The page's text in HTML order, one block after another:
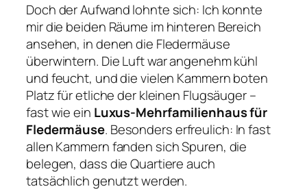
Doch der Aufwand lohnte sich: Ich konnte
mir die beiden Räume im hinteren Bereich
ansehen, in denen die Fledermäuse
überwintern. Die Luft war angenehm kühl
und feucht, und die vielen Kammern boten
Platz für etliche der kleinen Flugsäuger –
fast wie ein Luxus-Mehrfamilienhaus für
Fledermäuse. Besonders erfreulich: In fast
allen Kammern fanden sich Spuren, die
belegen, dass die Quartiere auch
tatsächlich genutzt werden.